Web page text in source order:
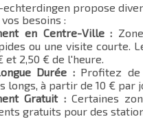
propose
besoins :
en Centre-Ville :
ou une visite courte.
et 2,50 € de l'heure.
Durée :Profitez de
longs, à partir de 10 € par
Gratuit :Certaines
gratuits pour des